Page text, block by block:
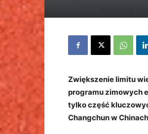
Zwiększenie limitu
programu zimowych
tylko część
Changchun w